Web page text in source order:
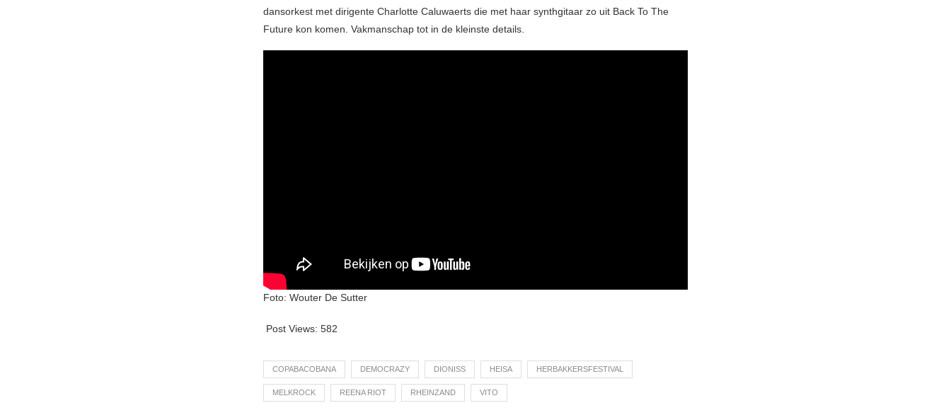
dansorkest met dirigente Charlotte Caluwaerts die met haar synthgitaar zo uit Back To The
Future kon komen. Vakmanschap tot in de kleinste details.
Foto: Wouter De Sutter
Post Views: 582
COPABACOBANA DEMOCRAZY DIONISS HEISA HERBAKKERSFESTIVAL
MELKROCK REENA RIOT RHEINZAND VITO